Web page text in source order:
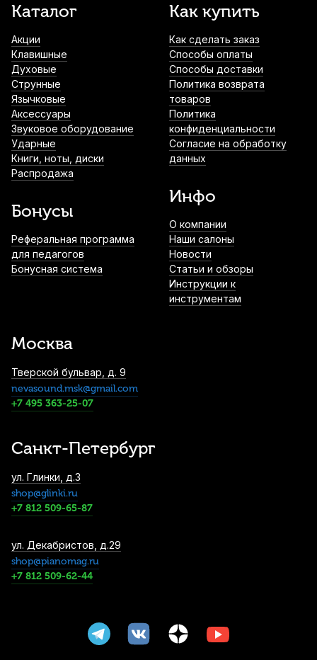
Каталог
Акции
Клавишные
Духовые
Струнные
Язычковые
Аксессуары
Звуковое оборудование
Ударные
Книги, ноты, диски
Распродажа
Бонусы
Реферальная программа
для педагогов
Бонусная система
Как купить
Как сделать заказ
Способы оплаты
Способы доставки
Политика возврата
товаров
Политика
конфиденциальности
Согласие на обработку
данных
Инфо
О компании
Наши салоны
Новости
Статьи и обзоры
Инструкции к
инструментам
Москва
Тверской бульвар, д. 9
nevasound.msk@gmail.com
+7 495 363-25-07
Санкт-Петербург
ул. Глинки, д.3
shop@glinki.ru
+7 812 509-65-87
ул. Декабристов, д.29
shop@pianomag.ru
+7 812 509-62-44